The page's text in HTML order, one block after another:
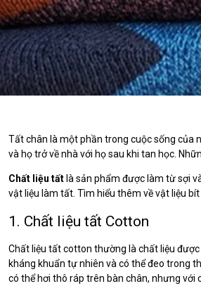
Tất chân là một phần trong cuộc sống của
và họ trở về nhà với họ sau khi tan học.
Chất liệu tấtlà sản phẩm được làm từ sợi
vật liệu làm tất. Tìm hiểu thêm về vật liệu
1. Chất liệu tất Cotton
Chất liệu tất cotton thường là chất liệu
kháng khuẩn tự nhiên và có thể đeo trong
có thể hơi thô ráp trên bàn chân, nhưng